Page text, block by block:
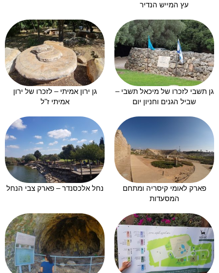
עץ המייש הנדיר
גן תשבי לזכרו של מיכאל תשבי –
שביל הגנים וחניון יום
גן ירון אמיתי – לזכרו של ירון
אמיתי ז"ל
פארק לאומי קיסריה ומתחם
המסעדות
נחל אלכסנדר – פארק צבי הנחל